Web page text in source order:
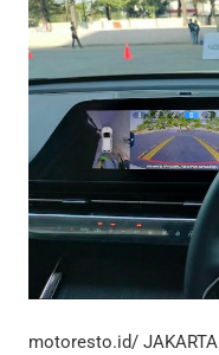
motoresto.id/ JAKARTA